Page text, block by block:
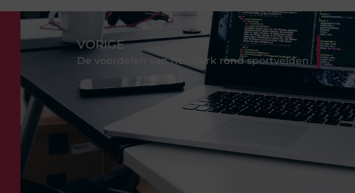
VORIGE
De voordelen van hekwerk rond sportvelden